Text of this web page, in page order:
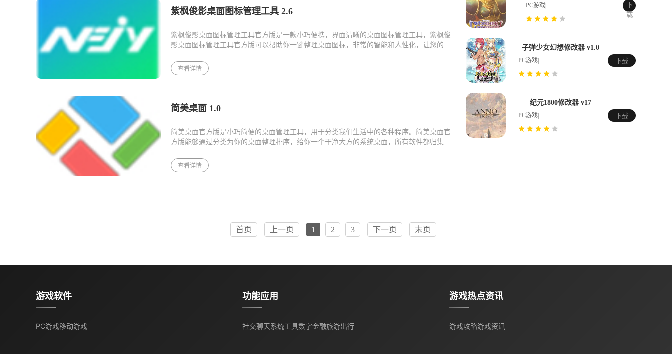
紫枫俊影桌面图标管理工具 2.6
紫枫俊影桌面图标管理工具官方版是一款小巧便携，界面清晰的桌面图标管理工具，紫枫俊
影桌面图标管理工具官方版可以帮助你一键整理桌面图标，非常的智能和人性化，让您的桌
具，让您事半功倍，超炫的界面菜单，人性化的操作。
查看详情
简美桌面 1.0
简美桌面官方版是小巧简便的桌面管理工具，用于分类我们生活中的各种程序。简美桌面官
方版能够通过分类为你的桌面整理排序，给你一个干净大方的系统桌面，所有软件都归集到
查看详情
PC游戏|
下
载
子弹少女幻想修改器 v1.0
PC游戏| 下载
纪元1800修改器 v17
PC游戏| 下载
首页 上一页 1 2 3 下一页 末页
游戏软件
PC游戏移动游戏
功能应用
社交聊天系统工具数字金融旅游出行
游戏热点资讯
游戏攻略游戏资讯